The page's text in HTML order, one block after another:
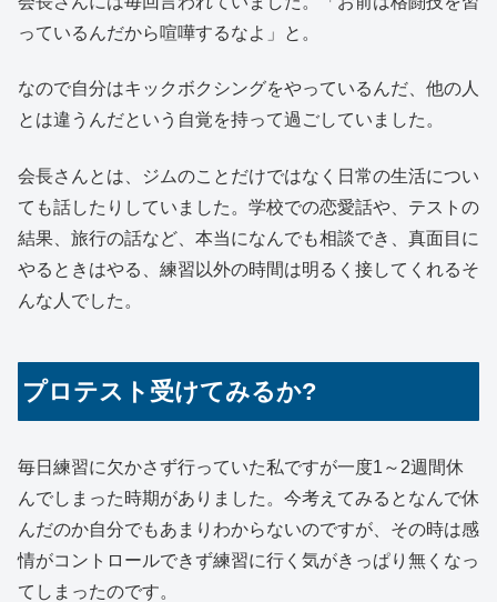
っているんだから喧嘩するなよ」と。
なので自分はキックボクシングをやっているんだ、他の人
とは違うんだという自覚を持って過ごしていました。
会長さんとは、ジムのことだけではなく日常の生活につい
ても話したりしていました。学校での恋愛話や、テストの
結果、旅行の話など、本当になんでも相談でき、真面目に
やるときはやる、練習以外の時間は明るく接してくれるそ
んな人でした。
プロテスト受けてみるか?
毎日練習に欠かさず行っていた私ですが一度1～2週間休
んでしまった時期がありました。今考えてみるとなんで休
んだのか自分でもあまりわからないのですが、その時は感
情がコントロールできず練習に行く気がきっぱり無くなっ
てしまったのです。